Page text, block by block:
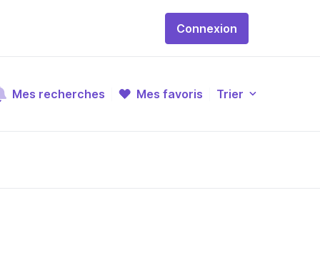
Connexion
Mes recherches Mes favoris Trier